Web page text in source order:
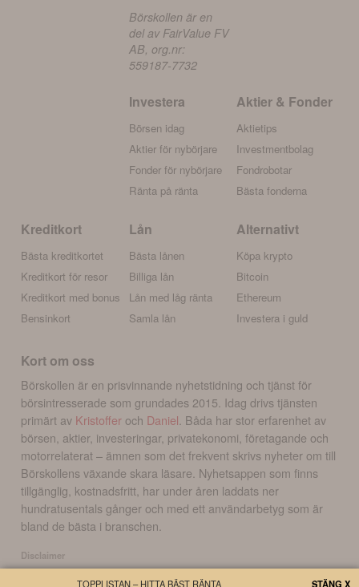
Börskollen är en
del av FairValue FV
AB, org.nr:
559187-7732
Investera
Börsen idag
Aktier för nybörjare
Fonder för nybörjare
Ränta på ränta
Aktier & Fonder
Aktietips
Investmentbolag
Fondrobotar
Bästa fonderna
Kreditkort
Bästa kreditkortet
Kreditkort för resor
Kreditkort med bonus
Bensinkort
Lån
Bästa lånen
Billiga lån
Lån med låg ränta
Samla lån
Alternativt
Köpa krypto
Bitcoin
Ethereum
Investera i guld
Kort om oss
Börskollen är en prisvinnande nyhetstidning och tjänst för
börsintresserade som grundades 2015. Idag drivs tjänsten
primärt av Kristoffer och Daniel . Båda har stor erfarenhet av
börsen, aktier, investeringar, privatekonomi, företagande och
motorrelaterat – ämnen som det frekvent skrivs nyheter om till
Börskollens växande skara läsare. Nyhetsappen som finns
tillgänglig, kostnadsfritt, har under åren laddats ner
hundratusentals gånger och med ett användarbetyg som är
bland de bästa i branschen.
Disclaimer
Börskollen Sverige AB ("Börskollen") är inte finansiella rådgivare, står inte under
TOPPLISTAN – HITTA BÄST RÄNTA STÄNG X